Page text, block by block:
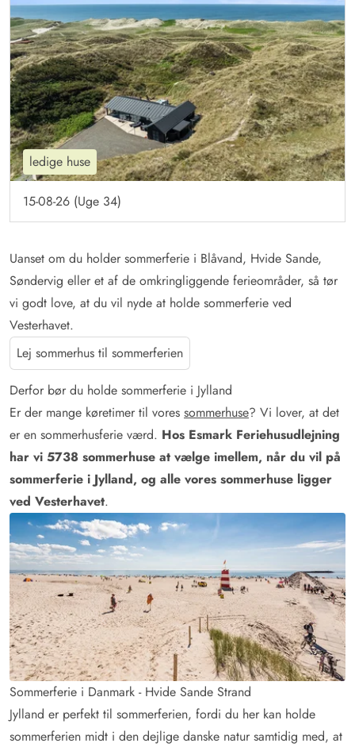
ledige huse
15-08-26 (Uge 34)
Uanset om du holder sommerferie i Blåvand, Hvide Sande,
Søndervig eller et af de omkringliggende ferieområder, så tør
vi godt love, at du vil nyde at holde sommerferie ved
Vesterhavet.
Lej sommerhus til sommerferien
Derfor bør du holde sommerferie i Jylland
Er der mange køretimer til vores sommerhuse? Vi lover, at det
er en sommerhusferie værd. Hos Esmark Feriehusudlejning
har vi 5738 sommerhuse at vælge imellem, når du vil på
sommerferie i Jylland, og alle vores sommerhuse ligger
ved Vesterhavet.
Sommerferie i Danmark - Hvide Sande Strand
Jylland er perfekt til sommerferien, fordi du her kan holde
sommerferien midt i den dejlige danske natur samtidig med, at